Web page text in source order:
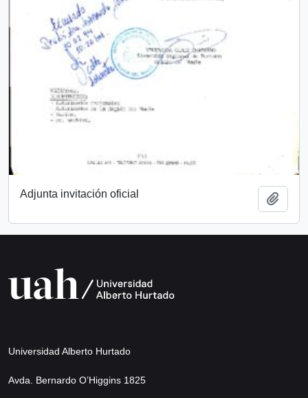
Adjunta invitación oficial
Universidad Alberto Hurtado
Avda. Bernardo O’Higgins 1825